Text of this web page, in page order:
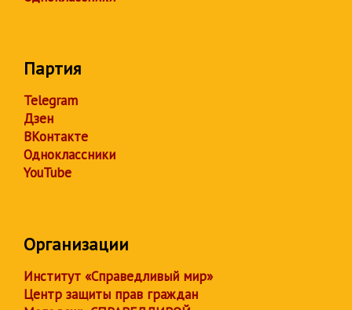
Партия
Telegram
Дзен
ВКонтакте
Одноклассники
YouTube
Организации
Институт «Справедливый мир»
Центр защиты прав граждан